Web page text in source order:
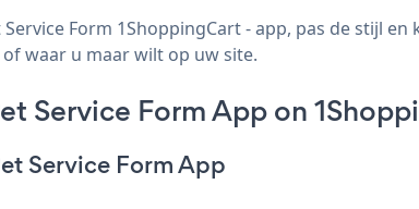
Form 1ShoppingCart - app, pas de stijl
waar u maar wilt op uw site.
Service Form App on
Service Form App